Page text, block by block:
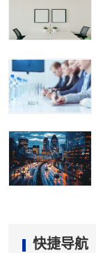
快捷导航